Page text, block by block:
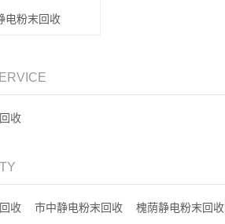
电粉末回收
收
收 市中静电粉末回收 槐荫静电粉末回收